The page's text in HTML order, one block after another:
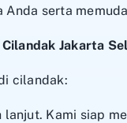
serta
Jakarta
Kami siap